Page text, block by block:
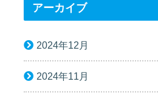
アーカイブ
2024年12月
2024年11月